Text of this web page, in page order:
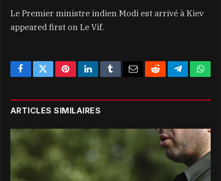
Le Premier ministre indien Modi est arrivé à Kiev
appeared first on Le Vif.
FacebookTwitterPinterestLinkedInTumblr EmailRedditTelegram
ARTICLES SIMILAIRES